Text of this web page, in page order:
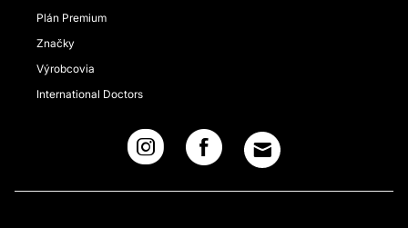
Plán Premium
Značky
Výrobcovia
International Doctors